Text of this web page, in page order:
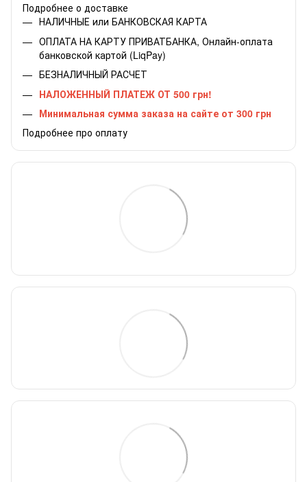
Подробнее о доставке
НАЛИЧНЫЕ или БАНКОВСКАЯ КАРТА
ОПЛАТА НА КАРТУ ПРИВАТБАНКА, Онлайн-оплата
банковской картой (LiqPay)
БЕЗНАЛИЧНЫЙ РАСЧЕТ
НАЛОЖЕННЫЙ ПЛАТЕЖ ОТ 500 грн!
Минимальная сумма заказа на сайте от 300 грн
Подробнее про оплату